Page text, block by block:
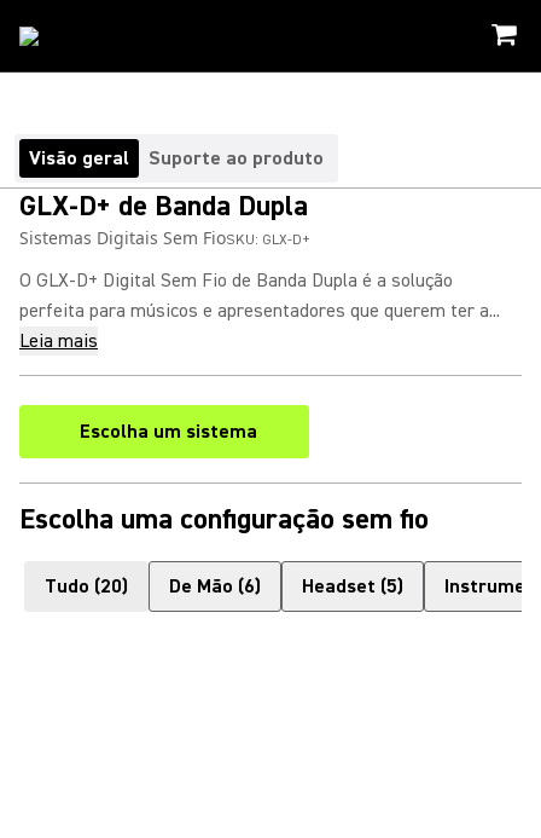
Visão geral Suporte ao produto
GLX-D+ de Banda Dupla
Sistemas Digitais Sem FioSKU: GLX-D+
O GLX-D+ Digital Sem Fio de Banda Dupla é a solução
perfeita para músicos e apresentadores que querem ter a...
Leia mais
Escolha um sistema
Escolha uma configuração sem fio
Tudo (20) De Mão (6) Headset (5)